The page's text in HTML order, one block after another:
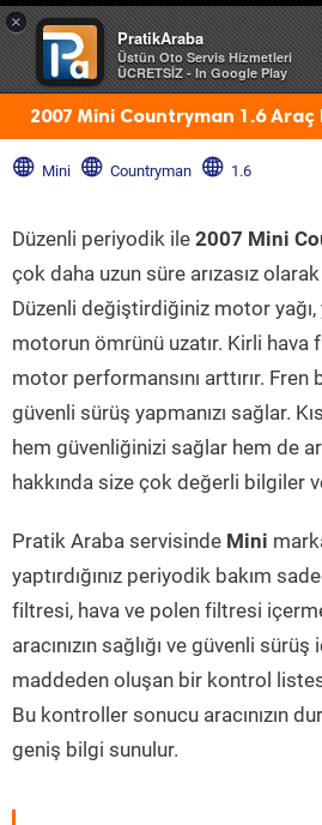
×
PratikAraba
Üstün Oto Servis Hizmetleri
ÜCRETSİZ - In Google Play
2007 Mini Countryman 1.6 Araç
Mini Countryman 1.6
Düzenli periyodik ile 2007 Mini
çok daha uzun süre arızasız
Düzenli değiştirdiğiniz motor yağı,
motorun ömrünü uzatır. Kirli
motor performansını arttırır.
güvenli sürüş yapmanızı sağlar.
hem güvenliğinizi sağlar hem de
hakkında size çok değerli bilgiler
Pratik Araba servisinde Mini
yaptırdığınız periyodik bakım
filtresi, hava ve polen filtresi
aracınızın sağlığı ve güvenli
maddeden oluşan bir kontrol listesi
Bu kontroller sonucu aracınızın
geniş bilgi sunulur.